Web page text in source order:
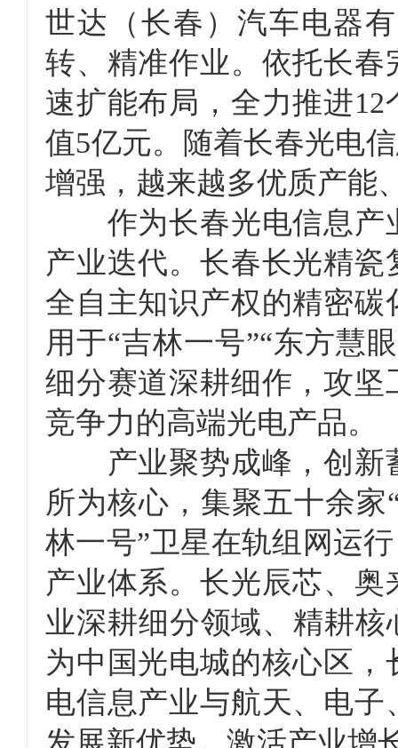
世达（长春）汽车电器
转、精准作业。依托长
速扩能布局，全力推进
值5亿元。随着长春光电
增强，越来越多优质产能
作为长春光电信息产
产业迭代。长春长光精
全自主知识产权的精密
用于“吉林一号”“东方慧
细分赛道深耕细作，攻
竞争力的高端光电产品。
产业聚势成峰，创新
所为核心，集聚五十余家
林一号”卫星在轨组网运
产业体系。长光辰芯、
业深耕细分领域、精耕
为中国光电城的核心区
电信息产业与航天、电